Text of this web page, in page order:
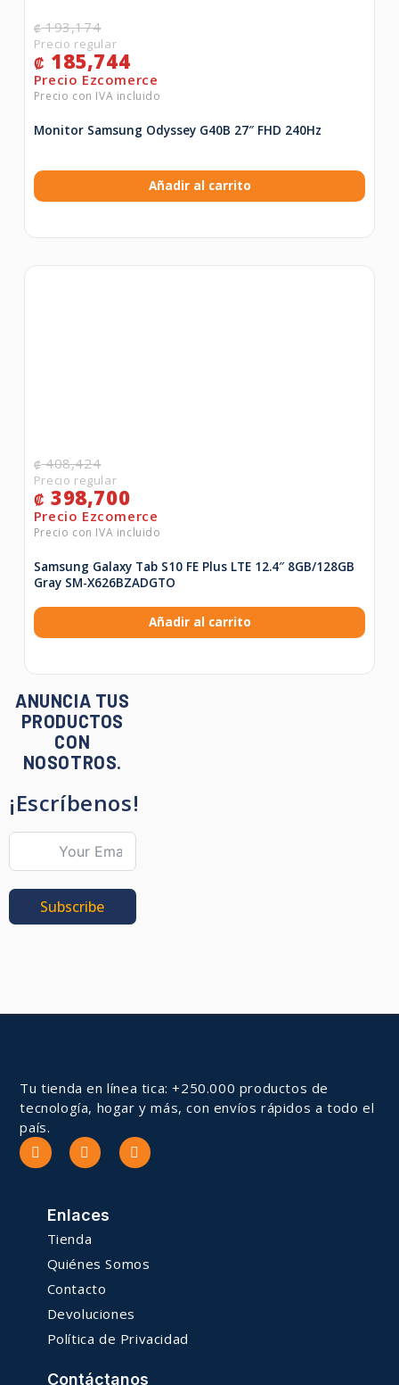
₡193,174
₡ 185,744
Monitor Samsung Odyssey G40B 27″ FHD 240Hz
Añadir al carrito
₡408,424
₡ 398,700
Samsung Galaxy Tab S10 FE Plus LTE 12.4″ 8GB/128GB
Gray SM-X626BZADGTO
Añadir al carrito
ANUNCIA TUS
PRODUCTOS
CON
NOSOTROS.
¡Escríbenos!
Subscribe
Tu tienda en línea tica: +250.000 productos de
tecnología, hogar y más, con envíos rápidos a todo el
país.
Enlaces
Tienda
Quiénes Somos
Contacto
Devoluciones
Política de Privacidad
Contáctanos